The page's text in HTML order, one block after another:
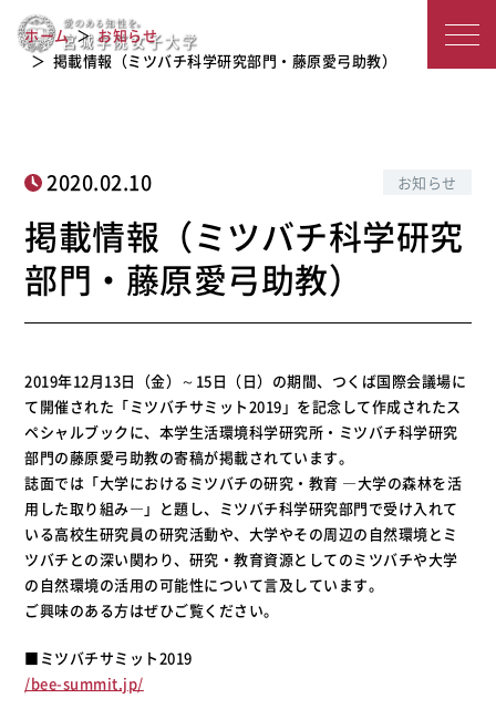
城
子
大
学
掲載情報（ミツバチ科学研究部門・藤
原愛弓助教）
ホーム
お知らせ
掲載情報（ミツバチ科学研究部門・藤原愛弓助教）
2020.02.10 お知らせ
掲載情報（ミツバチ科学研究
部門・藤原愛弓助教）
2019年12月13日（金）～15日（日）の期間、つくば国際会議場に
て開催された「ミツバチサミット2019」を記念して作成されたス
ペシャルブックに、本学生活環境科学研究所・ミツバチ科学研究
部門の藤原愛弓助教の寄稿が掲載されています。
誌面では「大学におけるミツバチの研究・教育 ―大学の森林を活
用した取り組み―」と題し、ミツバチ科学研究部門で受け入れて
いる高校生研究員の研究活動や、大学やその周辺の自然環境とミ
ツバチとの深い関わり、研究・教育資源としてのミツバチや大学
の自然環境の活用の可能性について言及しています。
ご興味のある方はぜひご覧ください。
■ミツバチサミット2019
/bee-summit.jp/